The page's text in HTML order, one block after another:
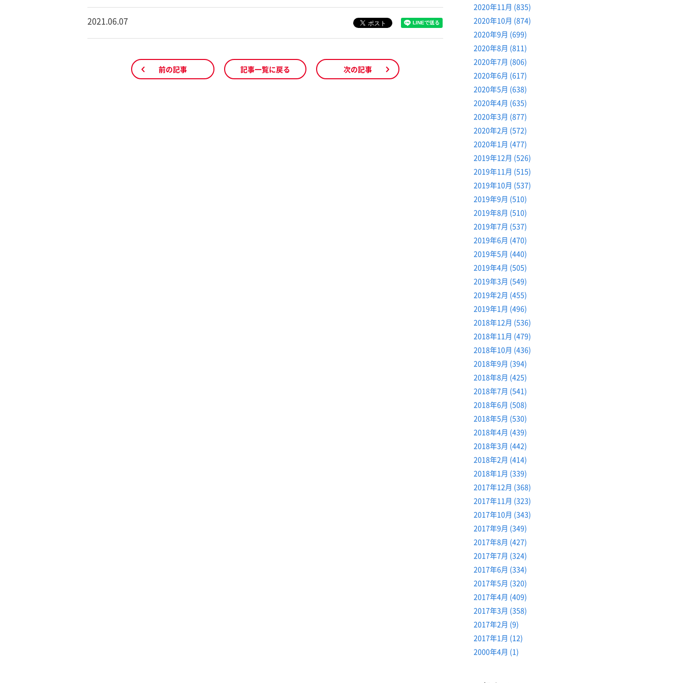
2021.06.07
前の記事 記事一覧に戻る 次の記事
2020年11月 (835)
2020年10月 (874)
2020年9月 (699)
2020年8月 (811)
2020年7月 (806)
2020年6月 (617)
2020年5月 (638)
2020年4月 (635)
2020年3月 (877)
2020年2月 (572)
2020年1月 (477)
2019年12月 (526)
2019年11月 (515)
2019年10月 (537)
2019年9月 (510)
2019年8月 (510)
2019年7月 (537)
2019年6月 (470)
2019年5月 (440)
2019年4月 (505)
2019年3月 (549)
2019年2月 (455)
2019年1月 (496)
2018年12月 (536)
2018年11月 (479)
2018年10月 (436)
2018年9月 (394)
2018年8月 (425)
2018年7月 (541)
2018年6月 (508)
2018年5月 (530)
2018年4月 (439)
2018年3月 (442)
2018年2月 (414)
2018年1月 (339)
2017年12月 (368)
2017年11月 (323)
2017年10月 (343)
2017年9月 (349)
2017年8月 (427)
2017年7月 (324)
2017年6月 (334)
2017年5月 (320)
2017年4月 (409)
2017年3月 (358)
2017年2月 (9)
2017年1月 (12)
2000年4月 (1)